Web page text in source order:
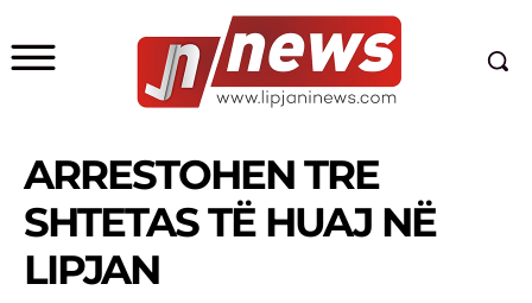
ARRESTOHEN TRE
SHTETAS TË HUAJ NË
LIPJAN